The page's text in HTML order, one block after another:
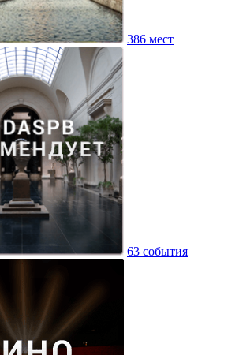
386 мест
63 события